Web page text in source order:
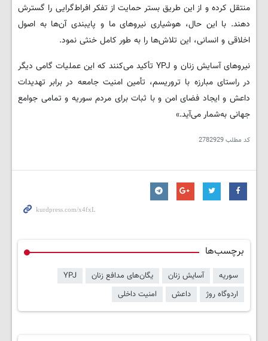
منتقل کرده و از این طریق بستر حمایت از تفکر افراط‌گرایی را گسترش
دهند. با این حال، هوشیاری نیروهای ما و پایبندی آن‌ها به اصول
اخلاقی و انسانی، این تلاش‌ها را به طور کامل خنثی نمود.
نیروهای آسایش زنان و YPJ تأکید می‌کنند که این عملیات گامی دیگر
در راستای مبارزه با تروریسم، تأمین امنیت جامعه در برابر تهدیدات
داعش و ایجاد فضای امن و با ثبات برای مردم سوریه و تمامی جوامع
جهانی به‌شمار می‌آید.»
کد مطلب2782929
برچسب‌ها
سوریه آسایش زنان یگان‌های مدافع زنان
YPJ
اردوگاه روژ
داعش امنیت داخلی